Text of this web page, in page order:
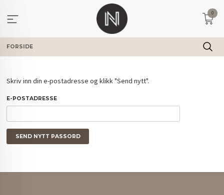
innholdet
0
FORSIDE
Skriv inn din e-postadresse og klikk "Send nytt".
E-POSTADRESSE